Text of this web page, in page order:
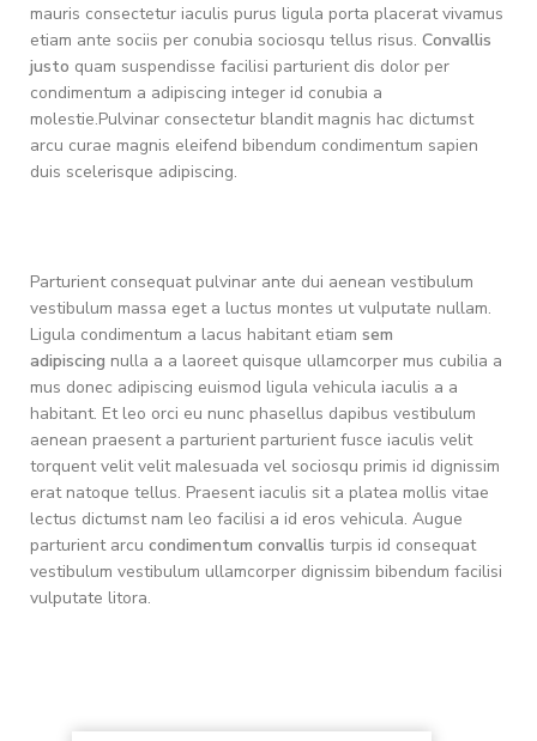
mauris consectetur iaculis purus ligula porta placerat vivamus
etiam ante sociis per conubia sociosqu tellus risus. Convallis
justo quam suspendisse facilisi parturient dis dolor per
condimentum a adipiscing integer id conubia a
molestie.Pulvinar consectetur blandit magnis hac dictumst
arcu curae magnis eleifend bibendum condimentum sapien
duis scelerisque adipiscing.
Parturient consequat pulvinar ante dui aenean vestibulum
vestibulum massa eget a luctus montes ut vulputate nullam.
Ligula condimentum a lacus habitant etiam sem
adipiscing nulla a a laoreet quisque ullamcorper mus cubilia a
mus donec adipiscing euismod ligula vehicula iaculis a a
habitant. Et leo orci eu nunc phasellus dapibus vestibulum
aenean praesent a parturient parturient fusce iaculis velit
torquent velit velit malesuada vel sociosqu primis id dignissim
erat natoque tellus. Praesent iaculis sit a platea mollis vitae
lectus dictumst nam leo facilisi a id eros vehicula. Augue
parturient arcu condimentum convallis turpis id consequat
vestibulum vestibulum ullamcorper dignissim bibendum facilisi
vulputate litora.